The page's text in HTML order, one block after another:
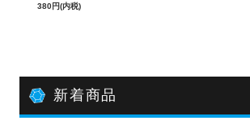
380円(内税)
新着商品